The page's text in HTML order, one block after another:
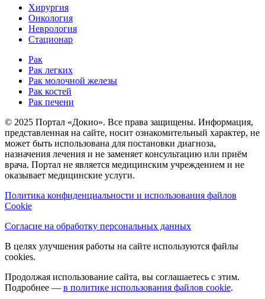
Хирургия
Онкология
Неврология
Стационар
Рак
Рак легких
Рак молочной железы
Рак костей
Рак печени
© 2025 Портал «Докио». Все права защищены. Информация,
представленная на сайте, носит ознакомительный характер, не
может быть использована для постановки диагноза,
назначения лечения и не заменяет консультацию или приём
врача. Портал не является медицинским учреждением и не
оказывает медицинские услуги.
Политика конфиденциальности и использования файлов
Cookie
Согласие на обработку персональных данных
В целях улучшения работы на сайте используются файлы
cookies.
Продолжая использование сайта, вы соглашаетесь с этим.
Подробнее — в политике использования файлов cookie.